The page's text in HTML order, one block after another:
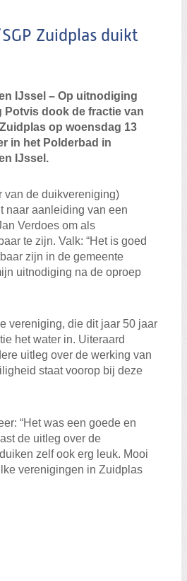
Zuidplas duikt
IJssel – Op uitnodiging
dook de fractie van
op woensdag 13
in het Polderbad in
IJssel.
van de duikvereniging)
naar aanleiding van een
Verdoes om als
te zijn. Valk: “Het is goed
zijn in de gemeente
uitnodiging na de oproep
vereniging, die dit jaar 50 jaar
het water in. Uiteraard
uitleg over de werking van
staat voorop bij deze
“Het was een goede en
de uitleg over de
zelf ook erg leuk. Mooi
verenigingen in Zuidplas